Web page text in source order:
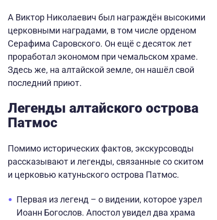
А Виктор Николаевич был награждён высокими
церковными наградами, в том числе орденом
Серафима Саровского. Он ещё с десяток лет
проработал экономом при чемальском храме.
Здесь же, на алтайской земле, он нашёл свой
последний приют.
Легенды алтайского острова
Патмос
Помимо исторических фактов, экскурсоводы
рассказывают и легенды, связанные со скитом
и церковью катуньского острова Патмос.
Первая из легенд – о видении, которое узрел
Иоанн Богослов. Апостол увидел два храма